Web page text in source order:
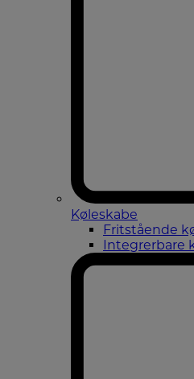
Køleskabe
Fritstående
Integrerbare